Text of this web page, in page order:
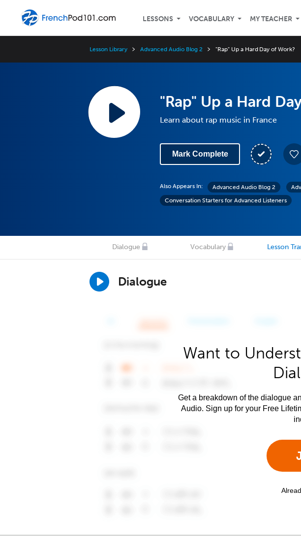
LESSONS VOCABULARY MY TEACHER
Lesson Library Advanced Audio Blog 2 "Rap" Up a Hard Day of Work?
"Rap" Up a Hard
Learn about rap music in France
Mark Complete
Also Appears In: Advanced Audio Blog 2
Conversation Starters for Advanced Listeners
Dialogue Vocabulary Lesson
Dialogue
Want to
Get a breakdown of the dialogue
Audio. Sign up for your Free